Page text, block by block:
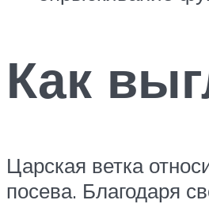
Как
Царская ветка
посева. Благодаря